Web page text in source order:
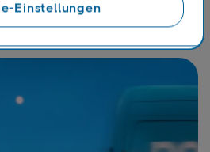
Skandinavien.
Einstellungen